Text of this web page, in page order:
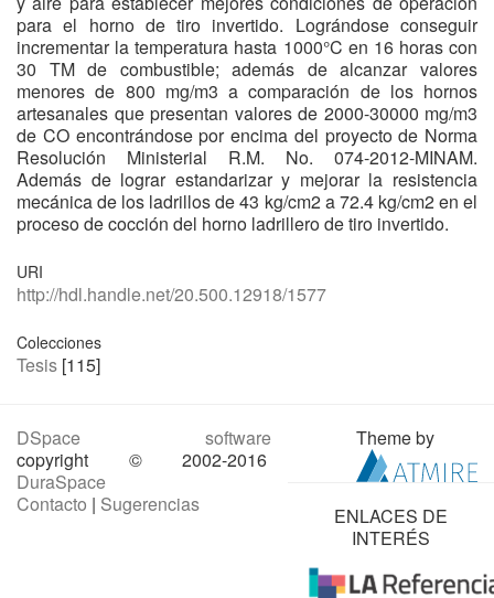
para el horno de tiro invertido. Lográndose conseguir
incrementar la temperatura hasta 1000°C en 16 horas con
30 TM de combustible; además de alcanzar valores
menores de 800 mg/m3 a comparación de los hornos
artesanales que presentan valores de 2000-30000 mg/m3
de CO encontrándose por encima del proyecto de Norma
Resolución Ministerial R.M. No. 074-2012-MINAM.
Además de lograr estandarizar y mejorar la resistencia
mecánica de los ladrillos de 43 kg/cm2 a 72.4 kg/cm2 en el
proceso de cocción del horno ladrillero de tiro invertido.
URI
http://hdl.handle.net/20.500.12918/1577
Colecciones
Tesis [115]
DSpace software
copyright © 2002-2016
DuraSpace
Contacto | Sugerencias
Theme by
ENLACES DE
INTERÉS